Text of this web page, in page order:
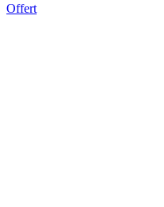
Offert